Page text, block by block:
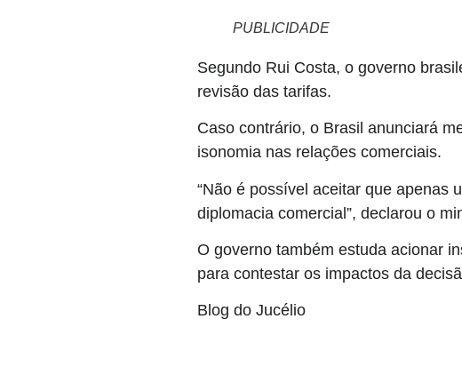
PUBLICIDADE
Segundo Rui Costa, o governo
revisão das tarifas.
Caso contrário, o Brasil anunciará
isonomia nas relações comerciais.
“Não é possível aceitar que apenas
diplomacia comercial”, declarou o
O governo também estuda acionar
para contestar os impactos da
Blog do Jucélio